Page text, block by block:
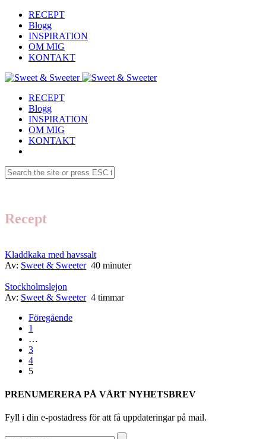
RECEPT
Blogg
INSPIRATION
OM MIG
KONTAKT
RECEPT
Blogg
INSPIRATION
OM MIG
KONTAKT
Recept
Kladdkaka med havssalt
Av: Sweet & Sweeter40 minuter
Stockholmslejon
Av: Sweet & Sweeter4 timmar
Föregående
1
…
3
4
5
PRENUMERERA PÅ VÅRT NYHETSBREV
Fyll i din e-postadress för att få uppdateringar på mail.